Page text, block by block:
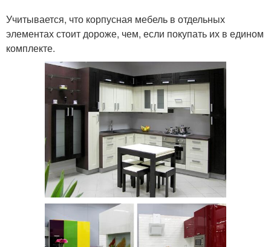
Учитывается, что корпусная мебель в отдельных
элементах стоит дороже, чем, если покупать их в едином
комплекте.